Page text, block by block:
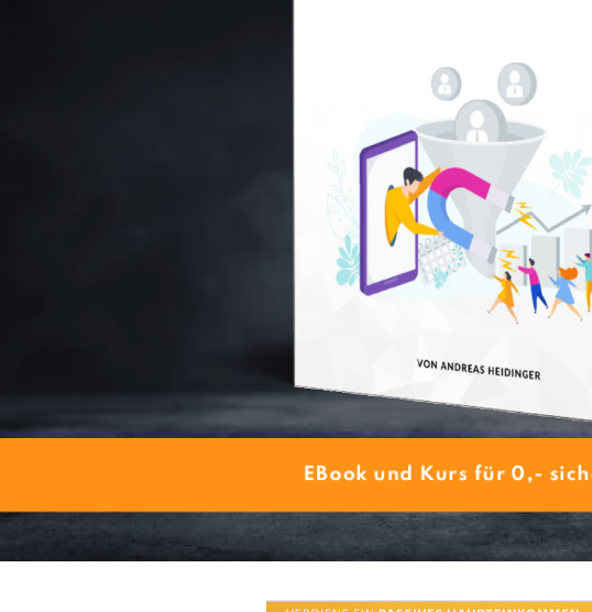
EBook und Kurs für 0,-